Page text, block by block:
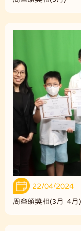
22/04/2024
周會頒獎相(3月-4月)